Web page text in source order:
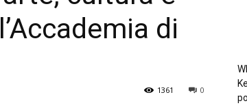
di
0
1361